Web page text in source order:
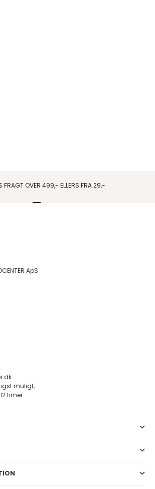
FRAGT OVER 499,- ELLERS FRA 29,-
ApS
muligt,
timer.